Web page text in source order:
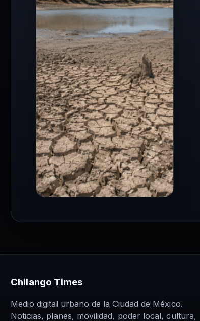
Argentina, Bolivia y
Informe de GFN revela que
tres naciones
latinoamericanas entrarán en
Chilango Times
Medio digital urbano de la Ciudad de México.
Noticias, planes, movilidad, poder local, cultura,